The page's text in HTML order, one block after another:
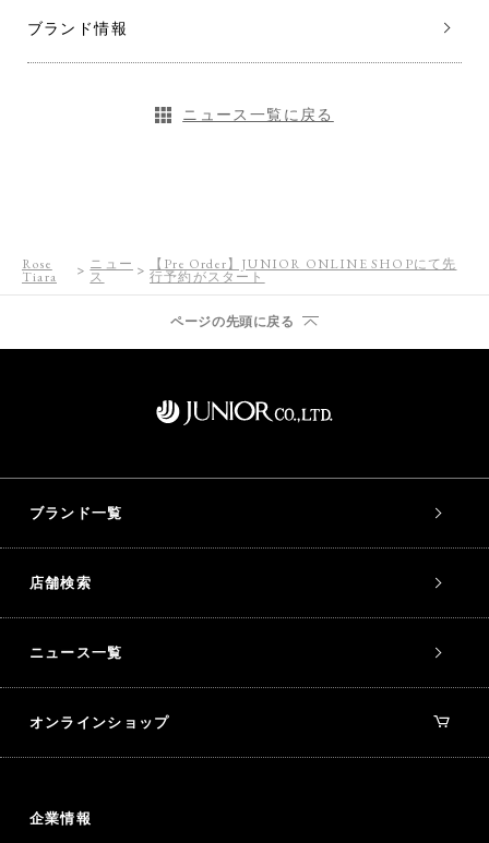
ブランド情報
ニュース一覧に戻る
Rose
Tiara
ニュー
ス
【Pre Order】JUNIOR ONLINE SHOPにて先
行予約がスタート
ページの先頭に戻る
ブランド一覧
店舗検索
ニュース一覧
オンラインショップ
企業情報